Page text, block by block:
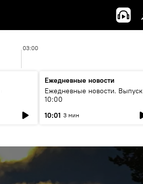
03:00
Ежедневные новости
Ежедневные новости. Выпуск
10:00
10:01 3 мин